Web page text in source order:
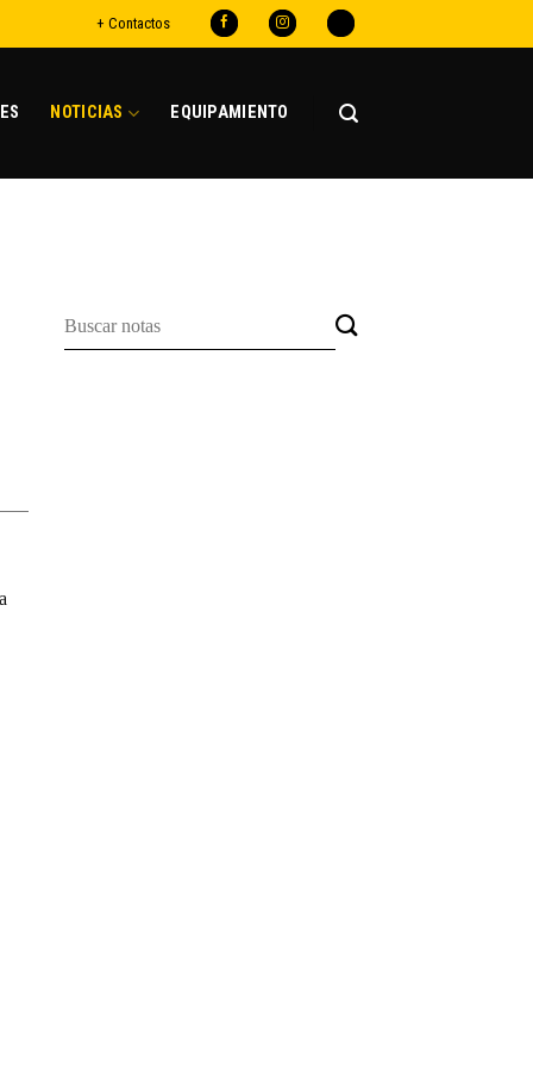
+ Contactos
NOTICIAS EQUIPAMIENTO